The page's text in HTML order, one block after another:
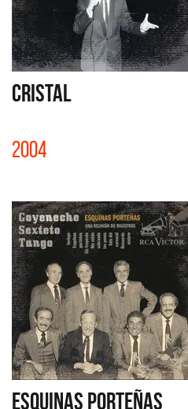
CRISTAL
2004
ESQUINAS PORTEÑAS